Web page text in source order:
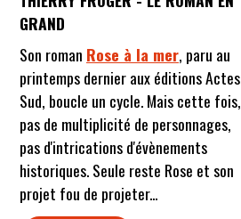
GRAND
Son roman Rose à la mer, paru au
printemps dernier aux éditions Actes
Sud, boucle un cycle. Mais cette fois,
pas de multiplicité de personnages,
pas d'intrications d'évènements
historiques. Seule reste Rose et son
projet fou de projeter...